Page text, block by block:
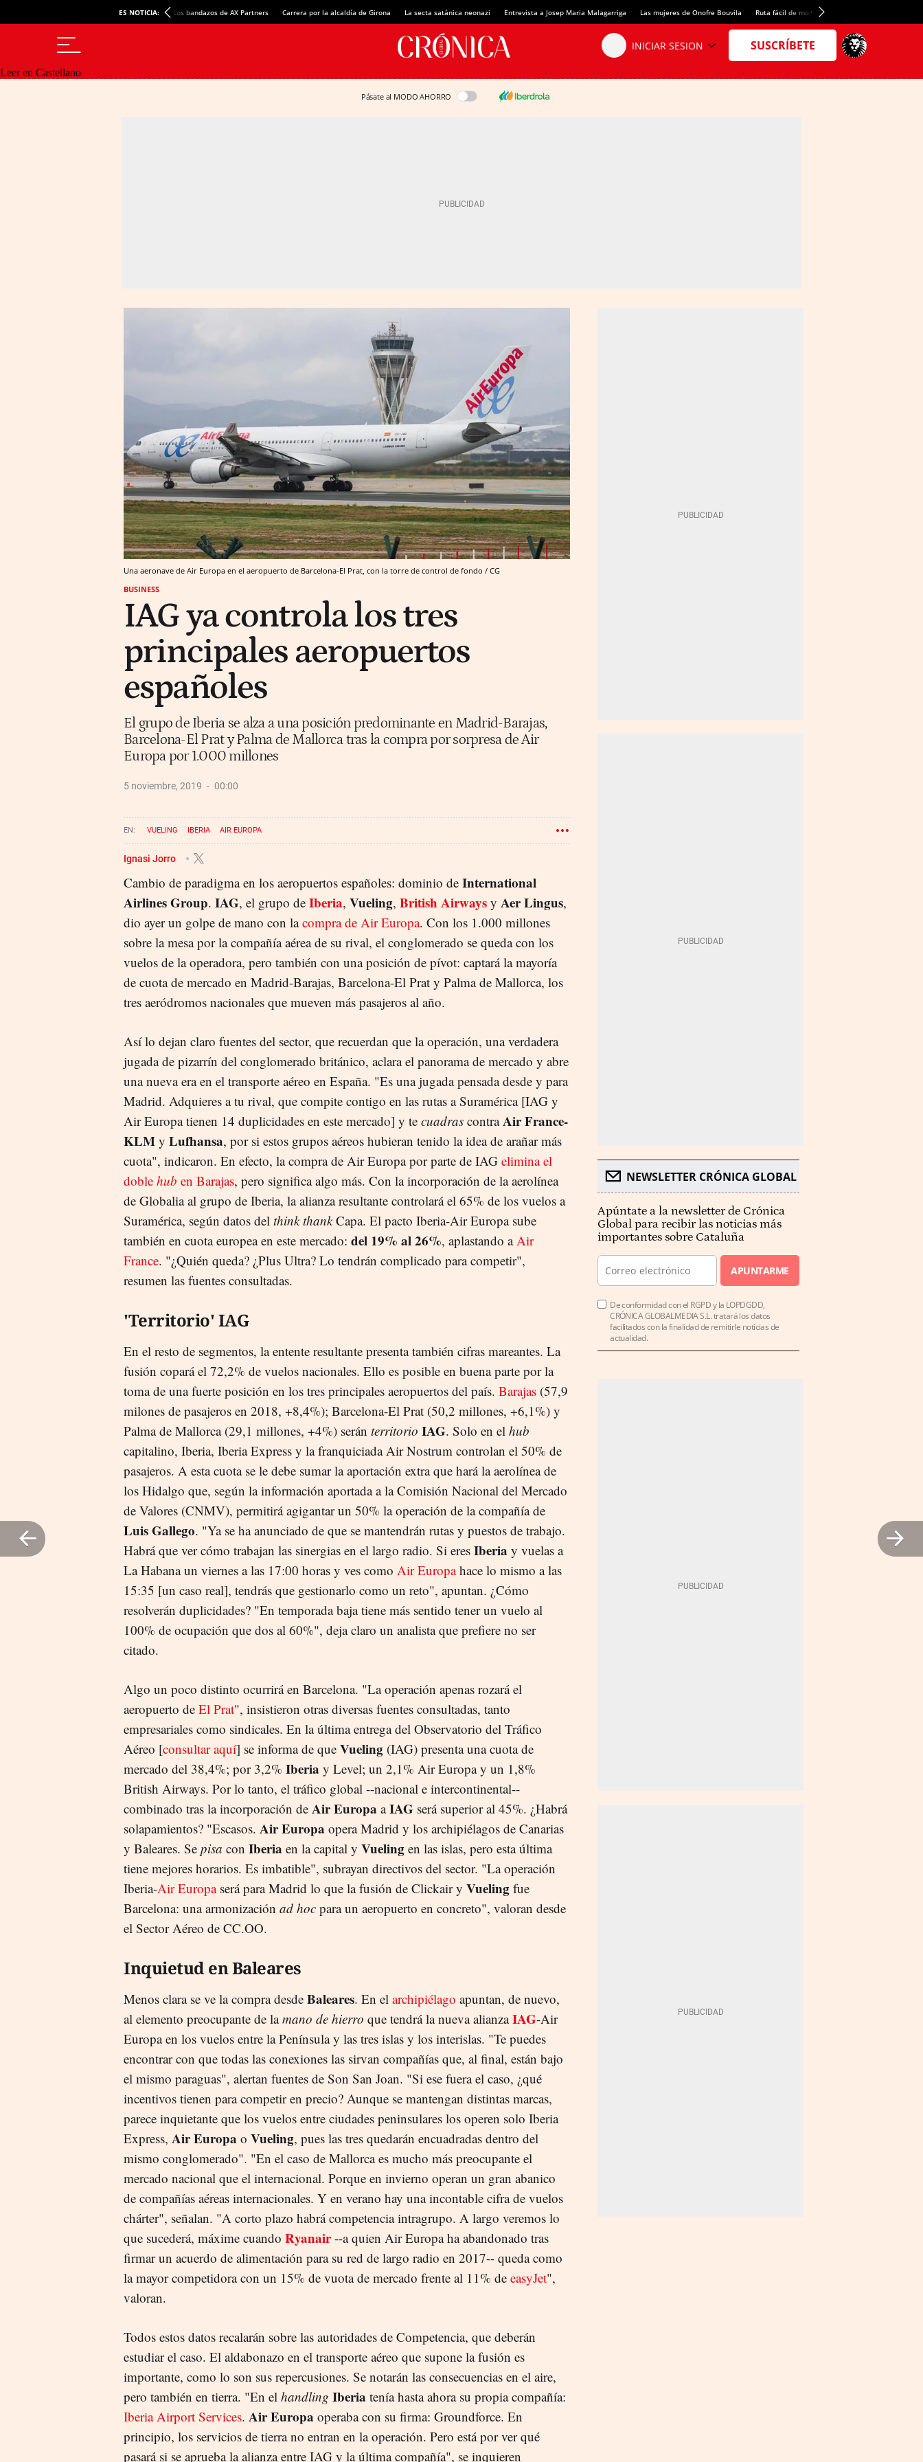
ES NOTICIA: Los bandazos de AX Partners Carrera por la alcaldía de Girona La secta satánica neonazi Entrevista a Josep Maria Malagarriga Las mujeres de Onofre Bouvila Ruta fácil de montaña
Leer en Castellano
Pásate al MODO AHORRO
Una aeronave de Air Europa en el aeropuerto de Barcelona-El Prat, con la torre de control de fondo / CG
BUSINESS
IAG ya controla los tres
principales aeropuertos
españoles
El grupo de Iberia se alza a una posición predominante en Madrid-Barajas,
Barcelona-El Prat y Palma de Mallorca tras la compra por sorpresa de Air
Europa por 1.000 millones
5 noviembre, 2019 00:00
VUELING IBERIA AIR EUROPA
Ignasi Jorro
Cambio de paradigma en los aeropuertos españoles: dominio de International
Airlines Group. IAG, el grupo de Iberia, Vueling, British Airways y Aer Lingus,
dio ayer un golpe de mano con lacompra de Air Europa. Con los 1.000 millones
sobre la mesa por la compañía aérea de su rival, el conglomerado se queda con los
vuelos de la operadora, pero también con una posición de pívot: captará la mayoría
de cuota de mercado en Madrid-Barajas, Barcelona-El Prat y Palma de Mallorca, los
tres aeródromos nacionales que mueven más pasajeros al año.
Así lo dejan claro fuentes del sector, que recuerdan que la operación, una verdadera
jugada de pizarrín del conglomerado británico, aclara el panorama de mercado y abre
una nueva era en el transporte aéreo en España. "Es una jugada pensada desde y para
Madrid. Adquieres a tu rival, que compite contigo en las rutas a Suramérica [IAG y
Air Europa tienen 14 duplicidades en este mercado] y te cuadras contraAir France-
KLM y Lufhansa, por si estos grupos aéreos hubieran tenido la idea de arañar más
cuota", indicaron. En efecto, la compra de Air Europa por parte de IAG elimina el
doble hub en Barajas, pero significa algo más. Con la incorporación de la aerolínea
de Globalia al grupo de Iberia, la alianza resultante controlará el 65% de los vuelos a
Suramérica, según datos del think thankCapa. El pacto Iberia-Air Europa sube
también en cuota europea en este mercado: del 19% al 26%, aplastando a Air
France. "¿Quién queda? ¿Plus Ultra? Lo tendrán complicado para competir",
resumen las fuentes consultadas.
'Territorio' IAG
En el resto de segmentos, la entente resultante presenta también cifras mareantes. La
fusión copará el 72,2% de vuelos nacionales. Ello es posible en buena parte por la
toma de una fuerte posición en los tres principales aeropuertos del país. Barajas (57,9
milones de pasajeros en 2018, +8,4%); Barcelona-El Prat (50,2 millones, +6,1%) y
Palma de Mallorca (29,1 millones, +4%) serán territorio IAG. Solo en el hub
capitalino, Iberia, Iberia Express y la franquiciada Air Nostrum controlan el 50% de
pasajeros. A esta cuota se le debe sumar la aportación extra que hará la aerolínea de
los Hidalgo que, según la información aportada a la Comisión Nacional del Mercado
de Valores (CNMV), permitirá agigantar un 50% la operación de la compañía de
Luis Gallego. "Ya se ha anunciado de que se mantendrán rutas y puestos de trabajo.
Habrá que ver cómo trabajan las sinergias en el largo radio. Si eres Iberia y vuelas a
La Habana un viernes a las 17:00 horas y ves como Air Europahace lo mismo a las
15:35 [un caso real], tendrás que gestionarlo como un reto", apuntan. ¿Cómo
resolverán duplicidades? "En temporada baja tiene más sentido tener un vuelo al
100% de ocupación que dos al 60%", deja claro un analista que prefiere no ser
citado.
Algo un poco distinto ocurrirá en Barcelona. "La operación apenas rozará el
aeropuerto de El Prat", insistieron otras diversas fuentes consultadas, tanto
empresariales como sindicales. En la última entrega del Observatorio del Tráfico
Aéreo [consultar aquí] se informa de que Vueling (IAG) presenta una cuota de
mercado del 38,4%; por 3,2% Iberia y Level; un 2,1% Air Europa y un 1,8%
British Airways. Por lo tanto, el tráfico global --nacional e intercontinental--
combinado tras la incorporación de Air Europa aIAG será superior al 45%. ¿Habrá
solapamientos? "Escasos. Air Europa opera Madrid y los archipiélagos de Canarias
y Baleares. Se pisa con Iberia en la capital y Vueling en las islas, pero esta última
tiene mejores horarios. Es imbatible", subrayan directivos del sector. "La operación
Iberia-Air Europaserá para Madrid lo que la fusión de Clickair y Vueling fue
Barcelona: una armonización ad hoc para un aeropuerto en concreto", valoran desde
el Sector Aéreo de CC.OO.
Inquietud en Baleares
Menos clara se ve la compra desde Baleares. En el archipiélago apuntan, de nuevo,
al elemento preocupante de lamano de hierro que tendrá la nueva alianzaIAG-Air
Europa en los vuelos entre la Península y las tres islas y los interislas. "Te puedes
encontrar con que todas las conexiones las sirvan compañías que, al final, están bajo
el mismo paraguas", alertan fuentes de Son San Joan. "Si ese fuera el caso, ¿qué
incentivos tienen para competir en precio? Aunque se mantengan distintas marcas,
parece inquietante que los vuelos entre ciudades peninsulares los operen solo Iberia
Express, Air Europa o Vueling, pues las tres quedarán encuadradas dentro del
mismo conglomerado". "En el caso de Mallorca es mucho más preocupante el
mercado nacional que el internacional. Porque en invierno operan un gran abanico
de compañías aéreas internacionales. Y en verano hay una incontable cifra de vuelos
chárter", señalan. "A corto plazo habrá competencia intragrupo. A largo veremos lo
que sucederá, máxime cuando Ryanair--a quien Air Europa ha abandonado tras
firmar un acuerdo de alimentación para su red de largo radio en 2017-- queda como
la mayor competidora con un 15% de vuota de mercado frente al 11% de easyJet",
valoran.
Todos estos datos recalarán sobre las autoridades de Competencia, que deberán
estudiar el caso. El aldabonazo en el transporte aéreo que supone la fusión es
importante, como lo son sus repercusiones. Se notarán las consecuencias en el aire,
pero también en tierra. "En el handling Iberia tenía hasta ahora su propia compañía:
Iberia Airport Services. Air Europa operaba con su firma: Groundforce. En
principio, los servicios de tierra no entran en la operación. Pero está por ver qué
pasará si se aprueba la alianza entre IAG y la última compañía", se inquieren
NEWSLETTER CRÓNICA GLOBAL
Apúntate a la newsletter de Crónica
Global para recibir las noticias más
importantes sobre Cataluña
APUNTARME
De conformidad con el RGPD y la LOPDGDD,
CRÓNICA GLOBALMEDIA S.L. tratará los datos
facilitados con la finalidad de remitirle noticias de
actualidad.